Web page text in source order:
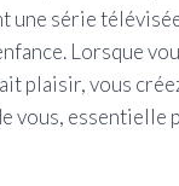
une série
Lorsque
plaisir, vous
vous, essentielle